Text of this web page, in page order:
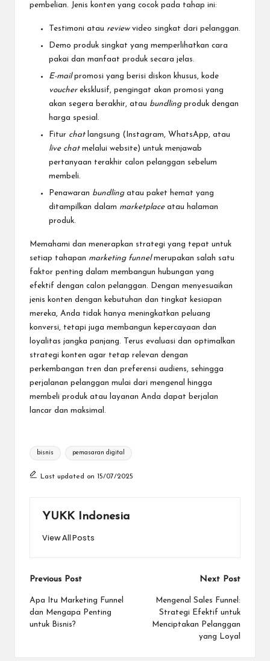
pembelian. Jenis konten yang cocok pada tahap ini:
Testimoni atau review video singkat dari pelanggan.
Demo produk singkat yang memperlihatkan cara
pakai dan manfaat produk secara jelas.
E-mailpromosi yang berisi diskon khusus, kode
voucher eksklusif, pengingat akan promosi yang
akan segera berakhir, atau bundling produk dengan
harga spesial.
Fitur chat langsung (Instagram, WhatsApp, atau
live chat melalui website) untuk menjawab
pertanyaan terakhir calon pelanggan sebelum
membeli.
Penawaran bundling atau paket hemat yang
ditampilkan dalam marketplace atau halaman
produk.
Memahami dan menerapkan strategi yang tepat untuk
setiap tahapan marketing funnelmerupakan salah satu
faktor penting dalam membangun hubungan yang
efektif dengan calon pelanggan. Dengan menyesuaikan
jenis konten dengan kebutuhan dan tingkat kesiapan
mereka, Anda tidak hanya meningkatkan peluang
konversi, tetapi juga membangun kepercayaan dan
loyalitas jangka panjang. Terus evaluasi dan optimalkan
strategi konten agar tetap relevan dengan
perkembangan tren dan preferensi audiens, sehingga
perjalanan pelanggan mulai dari mengenal hingga
membeli produk atau layanan Anda dapat berjalan
lancar dan maksimal.
Tags:
bisnis pemasaran digital
Last updated on 15/07/2025
YUKK Indonesia
View All Posts
Post
navigation
Previous Post
Apa Itu Marketing Funnel
dan Mengapa Penting
untuk Bisnis?
Next Post
Mengenal Sales Funnel:
Strategi Efektif untuk
Menciptakan Pelanggan
yang Loyal